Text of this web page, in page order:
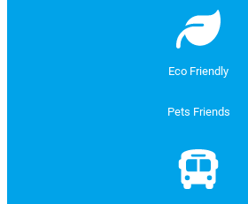
Eco Friendly
Pets Friends